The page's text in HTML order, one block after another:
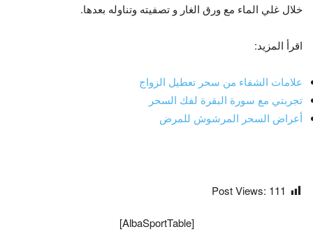
خلال غلي الماء مع ورق الغار و تصفيته وتناوله بعدها.
اقرأ المزيد:
علامات الشفاء من سحر تعطيل الزواج
تجربتي مع سورة البقرة لفك السحر
أعراض السحر المرشوش للمرض
Post Views: 111
[AlbaSportTable]